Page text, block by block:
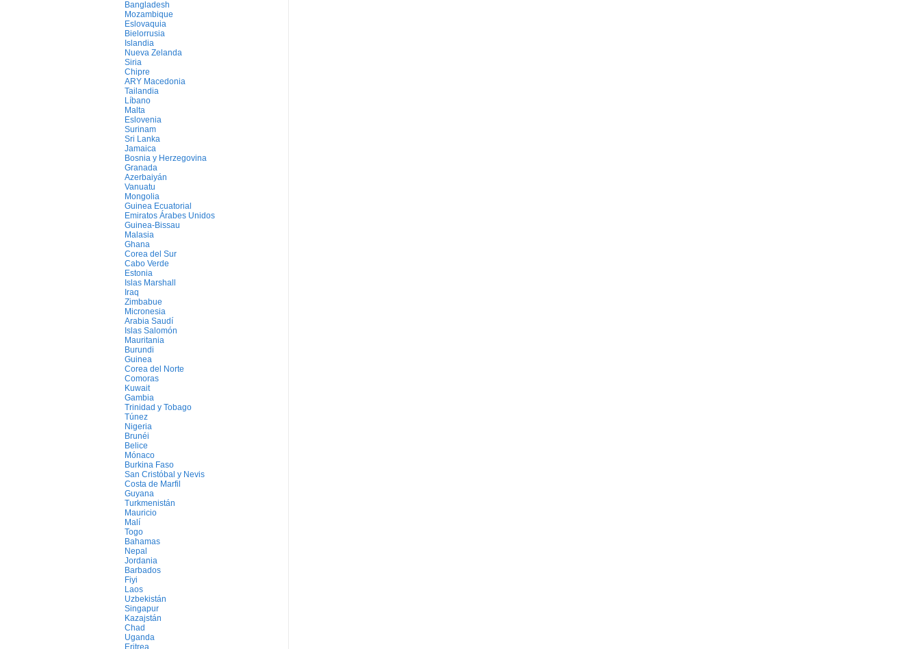
Bangladesh
Mozambique
Eslovaquia
Bielorrusia
Islandia
Nueva Zelanda
Siria
Chipre
ARY Macedonia
Tailandia
Líbano
Malta
Eslovenia
Surinam
Sri Lanka
Jamaica
Bosnia y Herzegovina
Granada
Azerbaiyán
Vanuatu
Mongolia
Guinea Ecuatorial
Emiratos Árabes Unidos
Guinea-Bissau
Malasia
Ghana
Corea del Sur
Cabo Verde
Estonia
Islas Marshall
Iraq
Zimbabue
Micronesia
Arabia Saudí
Islas Salomón
Mauritania
Burundi
Guinea
Corea del Norte
Comoras
Kuwait
Gambia
Trinidad y Tobago
Túnez
Nigeria
Brunéi
Belice
Mónaco
Burkina Faso
San Cristóbal y Nevis
Costa de Marfil
Guyana
Turkmenistán
Mauricio
Malí
Togo
Bahamas
Nepal
Jordania
Barbados
Fiyi
Laos
Uzbekistán
Singapur
Kazajstán
Chad
Uganda
Eritrea